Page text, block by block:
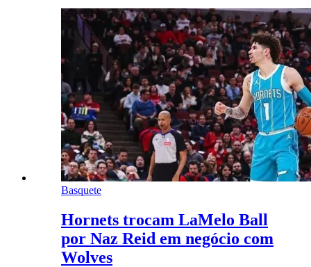
Basquete
Hornets trocam LaMelo Ball
por Naz Reid em negócio com
Wolves